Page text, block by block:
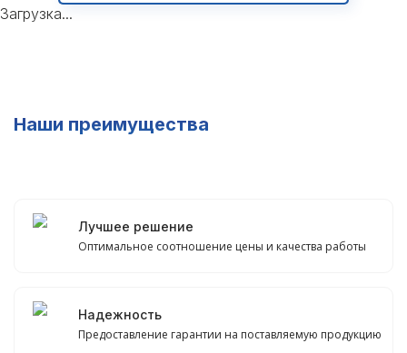
Загрузка...
Наши преимущества
Лучшее решение
Оптимальное соотношение цены и качества работы
Надежность
Предоставление гарантии на поставляемую продукцию